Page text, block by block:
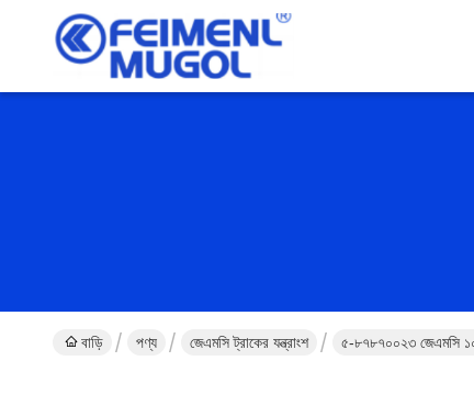
বাড়ি পণ্য জেএমসি ট্রাকের যন্ত্রাংশ ৫-৮৭৮৭০০২৩ জেএমসি